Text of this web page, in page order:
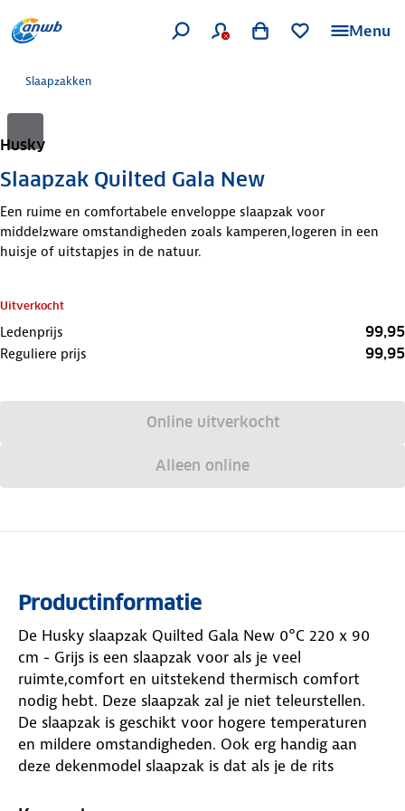
Menu
Slaapzakken
Husky
Slaapzak Quilted Gala New
Een ruime en comfortabele enveloppe slaapzak voor
middelzware omstandigheden zoals kamperen,logeren in een
huisje of uitstapjes in de natuur.
Uitverkocht
Ledenprijs 99,95
Reguliere prijs 99,95
Online uitverkocht
Alleen online
Productinformatie
De Husky slaapzak Quilted Gala New 0°C 220 x 90
cm - Grijs is een slaapzak voor als je veel
ruimte,comfort en uitstekend thermisch comfort
nodig hebt. Deze slaapzak zal je niet teleurstellen.
De slaapzak is geschikt voor hogere temperaturen
en mildere omstandigheden. Ook erg handig aan
deze dekenmodel slaapzak is dat als je de rits